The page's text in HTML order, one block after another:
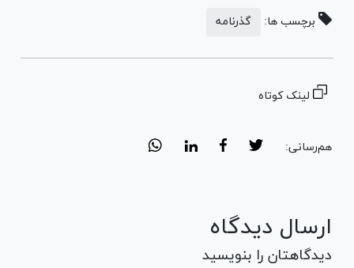
برچسب ها: گذرنامه
لینک کوتاه
هم‌رسانی:
ارسال دیدگاه
دیدگاهتان را بنویسید